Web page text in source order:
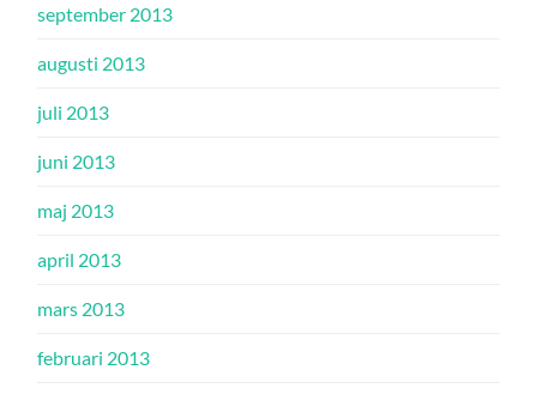
september 2013
augusti 2013
juli 2013
juni 2013
maj 2013
april 2013
mars 2013
februari 2013